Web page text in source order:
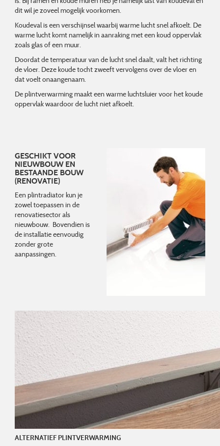
dit wil je zoveel mogelijk voorkomen.
Koudeval is een verschijnsel waarbij warme lucht snel afkoelt. De
warme lucht komt namelijk in aanraking met een koud oppervlak
zoals glas of een muur.
Doordat de temperatuur van de lucht snel daalt, valt het richting
de vloer. Deze koude tocht zweeft vervolgens over de vloer en
dat voelt onaangenaam.
De plintverwarming maakt een warme luchtsluier voor het koude
oppervlak waardoor de lucht niet afkoelt.
GESCHIKT VOOR
NIEUWBOUW EN
BESTAANDE BOUW
(RENOVATIE)
Een plintradiator kun je
zowel toepassen in de
renovatiesector als
nieuwbouw. Bovendien is
de installatie eenvoudig
zonder grote
aanpassingen.
ALTERNATIEF PLINTVERWARMING